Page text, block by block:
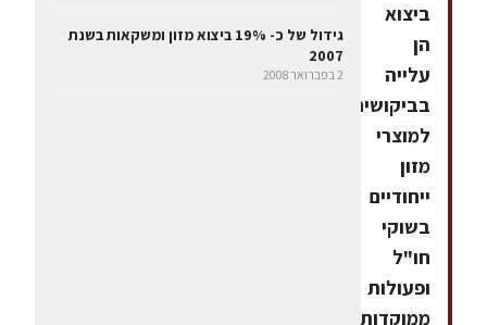
ביצוא
הן
עלייה
בביקושים
למוצרי
מזון
ייחודיים
בשוקי
חו"ל
ופעולות
ממוקדות
גידול של כ- 19% ביצוא מזון ומשקאות בשנת
2007
2 בפברואר 2008